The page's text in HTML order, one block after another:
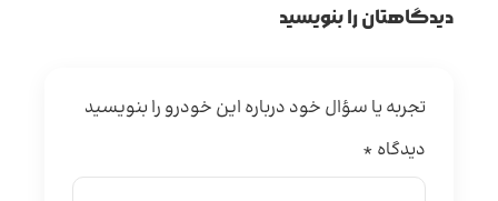
دیدگاهتان را بنویسید
تجربه یا سؤال خود درباره این خودرو را بنویسید
دیدگاه *